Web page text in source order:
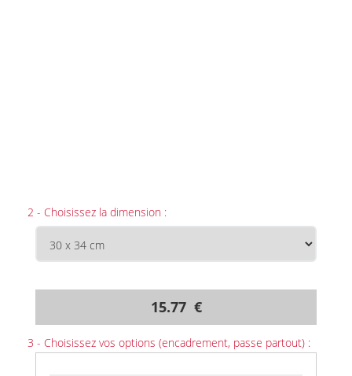
2 - Choisissez la dimension :
15.77 €
3 - Choisissez vos options (encadrement, passe partout) :